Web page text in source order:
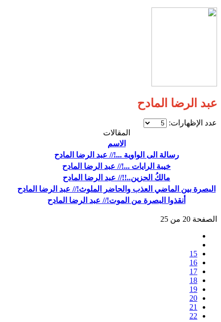
عبد الرضا المادح
عدد الإظهارات:
المقالات
الاسم
رسالة الى الواوية ...!// عبد الرضا المادح
خيبة الرايات ...!// عبد الرضا المادح
مالكُ الحزين..!!// عبد الرضا المادح
البصرة بين الماضي العذب والحاضر الملوث!// عبد الرضا المادح
أنقذوا البصرة من الموت!// عبد الرضا المادح
الصفحة 20 من 25
15
16
17
18
19
20
21
22